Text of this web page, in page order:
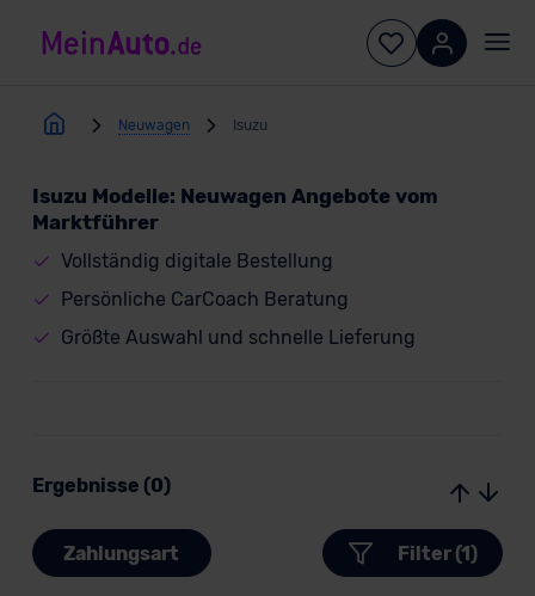
Neuwagen Isuzu
Isuzu Modelle: Neuwagen Angebote vom
Marktführer
Vollständig digitale Bestellung
Persönliche CarCoach Beratung
Größte Auswahl und schnelle Lieferung
Ergebnisse (0)
Zahlungsart Filter (1)